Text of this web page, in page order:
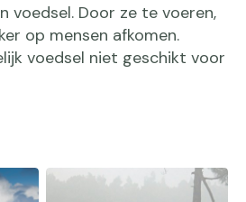
voedsel. Door ze te voeren,
op mensen afkomen.
voedsel niet geschikt voor